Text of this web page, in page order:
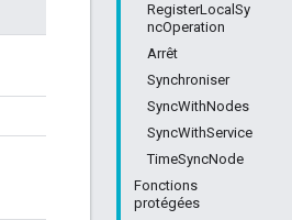
RegisterLocalSy
ncOperation
Arrêt
Synchroniser
SyncWithNodes
SyncWithService
TimeSyncNode
Fonctions
protégées